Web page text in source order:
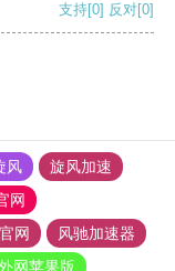
支持[0] 反对[0]
风
旋风加速
网
网
风驰加速器
网苹果版